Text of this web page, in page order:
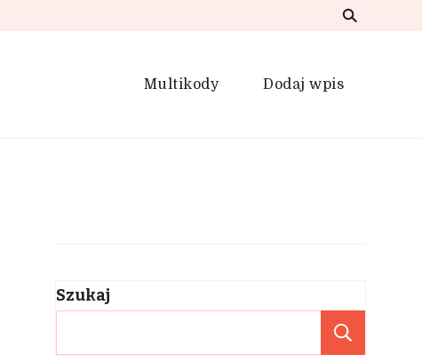
Multikody Dodaj wpis
Szukaj